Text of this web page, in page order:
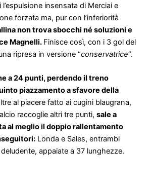
insensata di Merciai e
forzata ma, pur con l’inferiorità
non trova sbocchi né soluzioni e
Magnelli. Finisce così, con i 3 gol del
ripresa in versione “conservatrice“.
a 24 punti, perdendo il treno
piazzamento a sfavore della
al piacere fatto ai cugini blaugrana,
raccoglie altri tre punti, sale a
al meglio il doppio rallentamento
Londa e Sales, entrambi
appaiate a 37 lunghezze.